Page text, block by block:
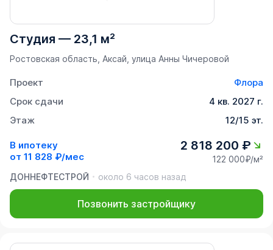
Студия — 23,1 м²
Ростовская область, Аксай, улица Анны Чичеровой
Проект
Флора
Срок сдачи
4 кв. 2027 г.
Этаж
12/15 эт.
В ипотеку
от 11 828 ₽/мес
2 818 200 ₽
122 000₽/м²
ДОННЕФТЕСТРОЙ
около 6 часов назад
Позвонить застройщику